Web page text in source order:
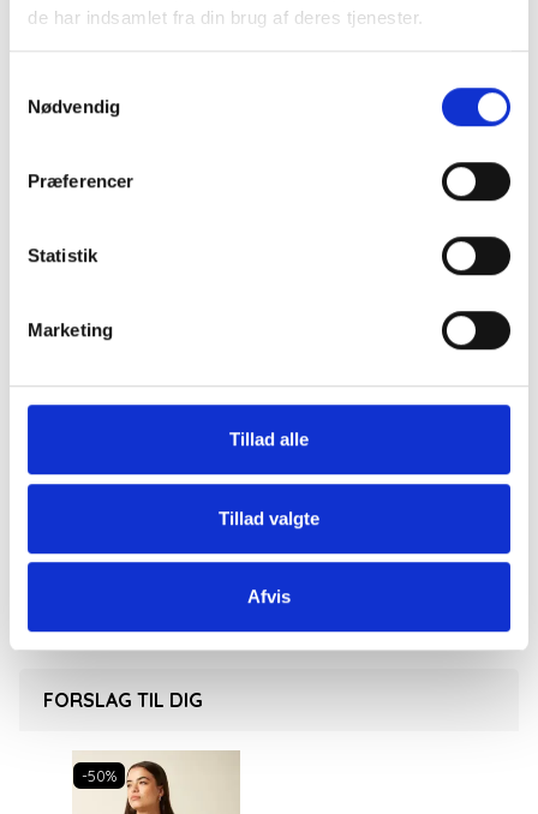
de har indsamlet fra din brug af deres tjenester.
Nødvendig
Præferencer
Statistik
Marketing
Tillad alle
Tillad valgte
Afvis
BESKRIVELSE
Mørkegrå bluse med sølvfarvede korte tråde eller
Blusen er har turtleneck med lange ærmer med puf.
Utrolig blød og lækker i kvaliteten.
51% polyamid, 25% viskose, 14% polyester og 10%
skånsomt. Vaskes med vrangsiden ud.
FORSLAG TIL DIG
-50%